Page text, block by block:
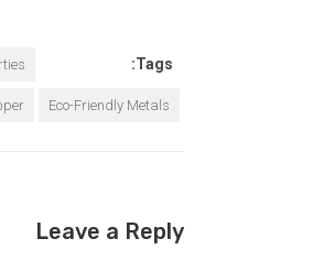
Tags:
Eco-Friendly Metals
Leave a Reply